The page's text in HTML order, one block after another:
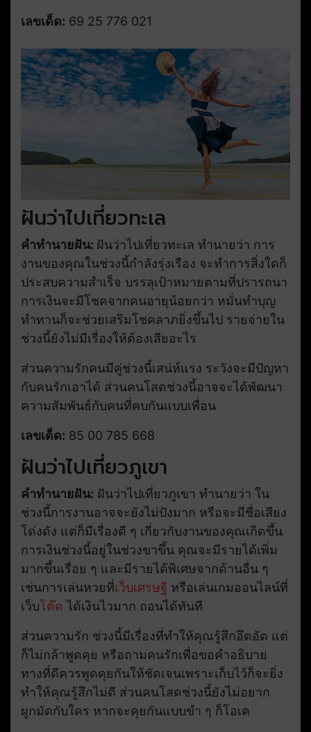
เลขเด็ด: 69 25 776 021
ฝันว่าไปเที่ยวทะเล
คำทำนายฝัน: ฝันว่าไปเที่ยวทะเล ทำนายว่า การ
งานของคุณในช่วงนี้กำลังรุ่งเรือง จะทำการสิ่งใดก็
ประสบความสำเร็จ บรรลุเป้าหมายตามที่ปรารถนา
การเงินจะมีโชคจากคนอายุน้อยกว่า หมั่นทำบุญ
ทำทานก็จะช่วยเสริมโชคลาภยิ่งขึ้นไป รายจ่ายใน
ช่วงนี้ยังไม่มีเรื่องให้ต้องเสียอะไร
ส่วนความรักคนมีคู่ช่วงนี้เสน่ห์แรง ระวังจะมีปัญหา
กับคนรักเอาได้ ส่วนคนโสดช่วงนี้อาจจะได้พัฒนา
ความสัมพันธ์กับคนที่คบกันแบบเพื่อน
เลขเด็ด: 85 00 785 668
ฝันว่าไปเที่ยวภูเขา
คำทำนายฝัน: ฝันว่าไปเที่ยวภูเขา ทำนายว่า ใน
ช่วงนี้การงานอาจจะยังไม่ปังมาก หรือจะมีชื่อเสียง
โด่งดัง แต่ก็มีเรื่องดี ๆ เกี่ยวกับงานของคุณเกิดขึ้น
การเงินช่วงนี้อยู่ในช่วงขาขึ้น คุณจะมีรายได้เพิ่ม
มากขึ้นเรื่อย ๆ และมีรายได้พิเศษจากด้านอื่น ๆ
เช่นการเล่นหวยที่เว็บเศรษฐี หรือเล่นเกมออนไลน์ที่
เว็บโต๊ด ได้เงินไวมาก ถอนได้ทันที
ส่วนความรัก ช่วงนี้มีเรื่องที่ทำให้คุณรู้สึกอึดอัด แต่
ก็ไม่กล้าพูดคุย หรือถามคนรักเพื่อขอคำอธิบาย
ทางที่ดีควรพูดคุยกันให้ชัดเจนเพราะเก็บไว้ก็จะยิ่ง
ทำให้คุณรู้สึกไม่ดี ส่วนคนโสดช่วงนี้ยังไม่อยาก
ผูกมัดกับใคร หากจะคุยกันแบบขำ ๆ ก็โอเค